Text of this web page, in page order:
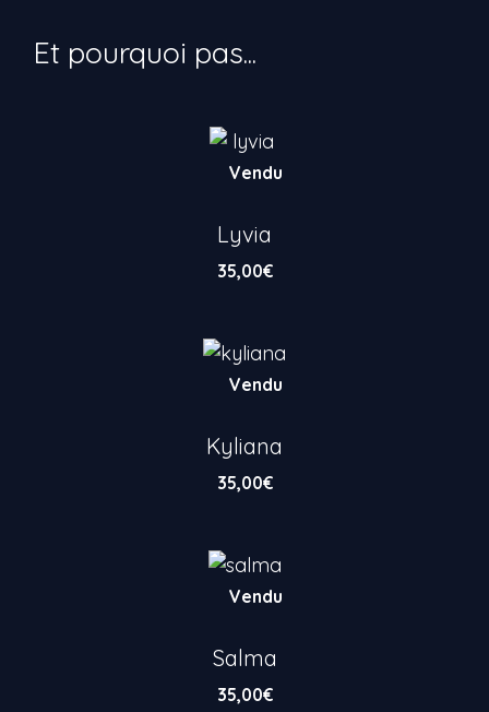
Vendu
Lyvia
35,00€
Vendu
Kyliana
35,00€
Vendu
Salma
35,00€